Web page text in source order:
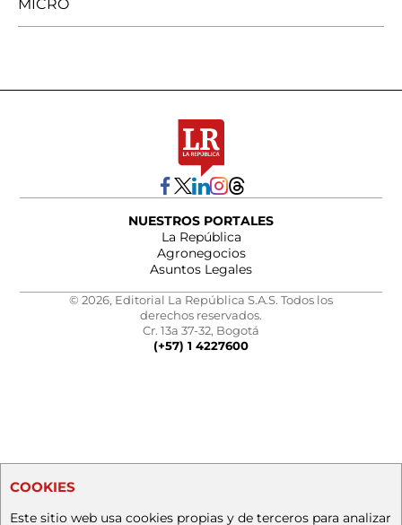
MICRO
NUESTROS PORTALES
La República
Agronegocios
Asuntos Legales
© 2026, Editorial La República S.A.S. Todos los
derechos reservados.
Cr. 13a 37-32, Bogotá
(+57) 1 4227600
COOKIES
Este sitio web usa cookies propias y de terceros para analizar